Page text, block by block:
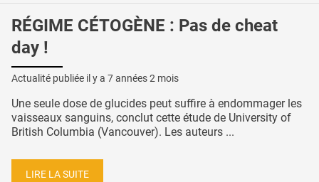
RÉGIME CÉTOGÈNE : Pas de cheat
day !
Actualité publiée il y a 7 années 2 mois
Une seule dose de glucides peut suffire à endommager les
vaisseaux sanguins, conclut cette étude de University of
British Columbia (Vancouver). Les auteurs ...
LIRE LA SUITE